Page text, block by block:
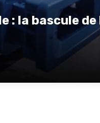
: la bascule